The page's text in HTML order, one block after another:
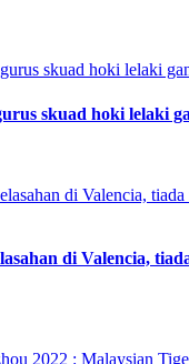
skuad hoki lelaki
di Valencia,